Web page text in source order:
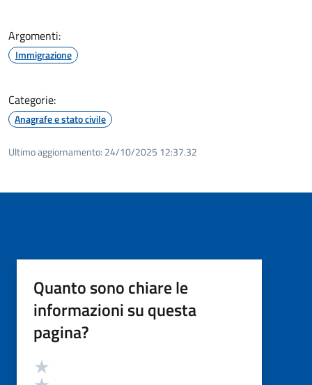
Argomenti:
Immigrazione
Categorie:
Anagrafe e stato civile
Ultimo aggiornamento: 24/10/2025 12:37.32
Quanto sono chiare le
informazioni su questa
pagina?
Valutazione